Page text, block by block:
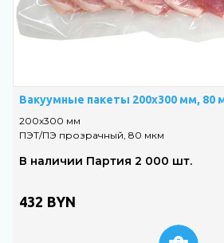
Вакуумные пакеты 200х300 мм, 80
200х300 мм
ПЭТ/ПЭ прозрачный, 80 мкм
В наличии Партия 2 000 шт.
432 BYN